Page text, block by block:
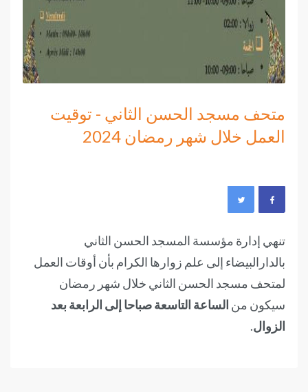
متحف مسجد الحسن الثاني - توقيت
العمل خلال شهر رمضان 2024
تنهي إدارة مؤسسة المسجد الحسن الثاني
بالدارالبيضاء إلى علم زوارها الكرام بأن أوقات العمل
لمتحف مسجد الحسن الثاني خلال شهر رمضان
سيكون من الساعة التاسعة صباحا إلى الرابعة بعد
الزوال.